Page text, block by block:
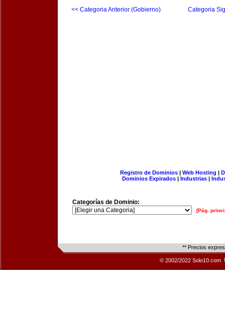
<< Categoria Anterior (Gobierno) Categoria
Registro de Dominios| Web Hosting |
Dominios Expirados | Industrias |
Categorías de Dominio:
[Pág.
** Precios
© 2002/2022 Solo10.com